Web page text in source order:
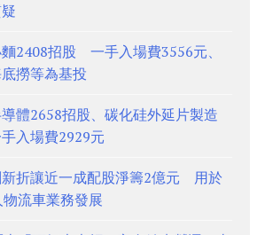
2408招股 一手入場費3556元、
撈等為基投
體2658招股、碳化硅外延片製造
入場費2929元
折讓近一成配股淨籌2億元 用於
流車業務發展